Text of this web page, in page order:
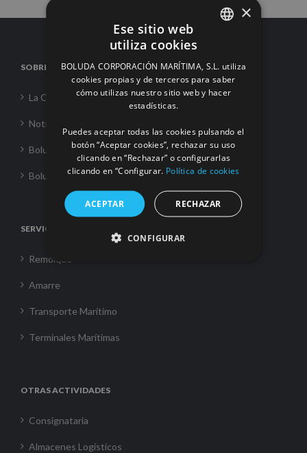
SOBRE NOSOTROS
La Corporación
Noticias
Boluda Towage
Boluda Shipping
SERVICIOS
Remolque
Amarre
Transporte Marítimo
Terminales Marítimas
OTRAS ACTIVIDADES
Consignataria
Almacenes Logísticos
ENGLISH
FRENCH
×
Ese sitio web
utiliza cookies
BOLUDA CORPORACIÓN MARÍTIMA, S.L. utiliza
cookies propias y de terceros para saber
cómo utilizas nuestro sitio web y hacer
estadísticas.
Puedes aceptar todas las cookies pulsando el
botón “Aceptar cookies”, rechazar su uso
clicando en “Rechazar” o configurarlas
clicando en “Configurar. Política de cookies
ACEPTAR RECHAZAR
CONFIGURAR